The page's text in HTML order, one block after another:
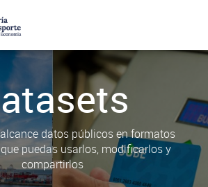
datos públicos en formatos
puedas usarlos, modificarlos y
compartirlos